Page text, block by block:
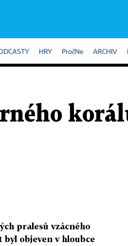
HRY PročNe ARCHIV
pralesů vzácného
objeven v hloubce